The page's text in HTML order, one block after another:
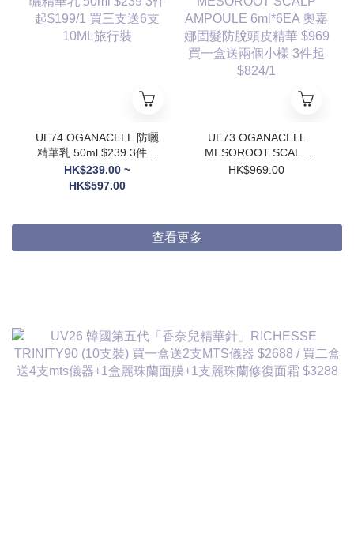
UE74 OGANACELL 防曬
精華乳 50ml $239 3件起
$199/1 買三支送6支
10ML旅行裝
HK$239.00 ~
HK$597.00
UE73 OGANACELL
MESOROOT SCALP
AMPOULE 6ml*6EA 奧
HK$969.00
查看更多